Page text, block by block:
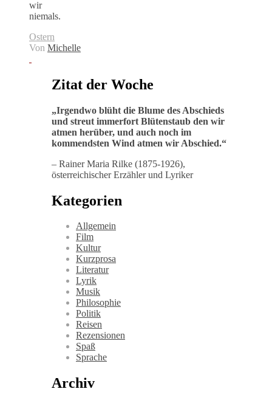
wir
niemals.
Ostern
Von Michelle
Zitat der Woche
„Irgendwo blüht die Blume des Abschieds
und streut immerfort Blütenstaub den wir
atmen herüber, und auch noch im
kommendsten Wind atmen wir Abschied.“
– Rainer Maria Rilke (1875-1926),
österreichischer Erzähler und Lyriker
Kategorien
Allgemein
Film
Kultur
Kurzprosa
Literatur
Lyrik
Musik
Philosophie
Politik
Reisen
Rezensionen
Spaß
Sprache
Archiv